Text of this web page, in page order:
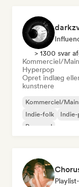
> 1300 svar
Kommerciel/
Hyperpop
Opret indlæg
kunstnere
Kommerciel/
Indie-folk
Pop-soul